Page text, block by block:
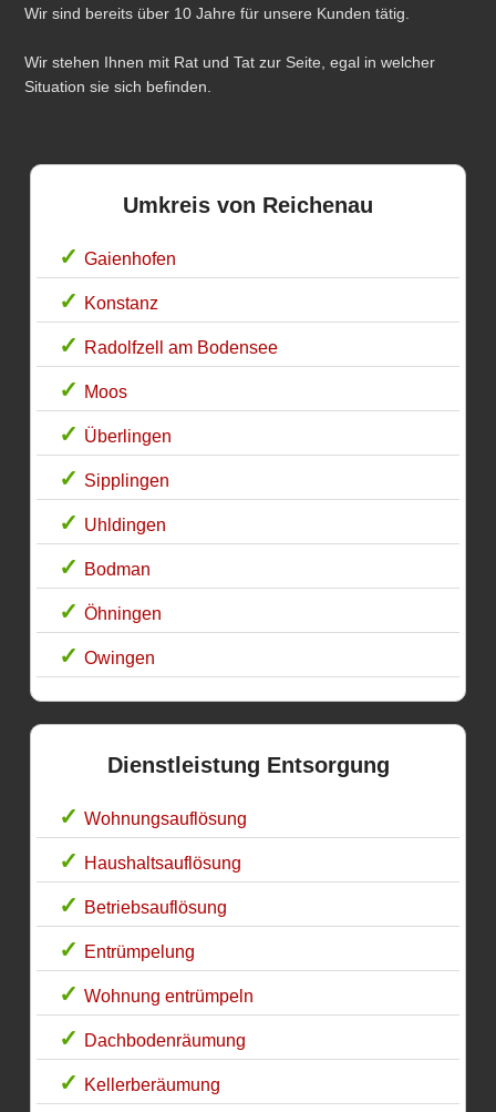
Wir sind bereits über 10 Jahre für unsere Kunden tätig.
Wir stehen Ihnen mit Rat und Tat zur Seite, egal in welcher
Situation sie sich befinden.
Umkreis von Reichenau
Gaienhofen
Konstanz
Radolfzell am Bodensee
Moos
Überlingen
Sipplingen
Uhldingen
Bodman
Öhningen
Owingen
Dienstleistung Entsorgung
Wohnungsauflösung
Haushaltsauflösung
Betriebsauflösung
Entrümpelung
Wohnung entrümpeln
Dachbodenräumung
Kellerberäumung